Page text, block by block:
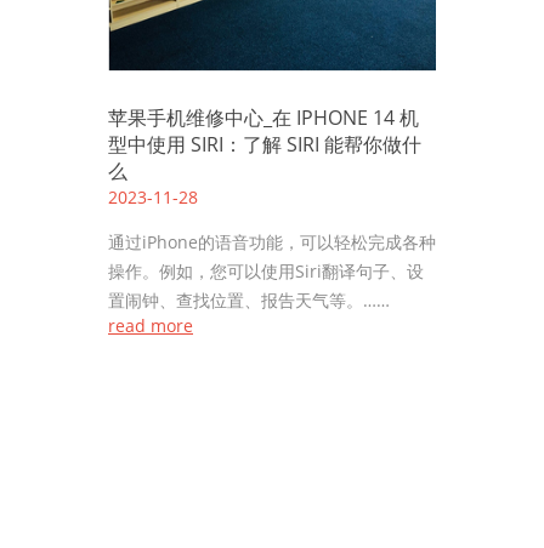
苹果手机维修中心_在 IPHONE 14 机
型中使用 SIRI：了解 SIRI 能帮你做什
么
2023-11-28
通过iPhone的语音功能，可以轻松完成各种
操作。例如，您可以使用Siri翻译句子、设
置闹钟、查找位置、报告天气等。……
read more